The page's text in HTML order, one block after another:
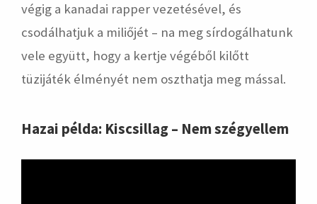
végig a kanadai rapper vezetésével, és
csodálhatjuk a miliőjét – na meg sírdogálhatunk
vele együtt, hogy a kertje végéből kilőtt
tüzijáték élményét nem oszthatja meg mással.
Hazai példa: Kiscsillag – Nem szégyellem